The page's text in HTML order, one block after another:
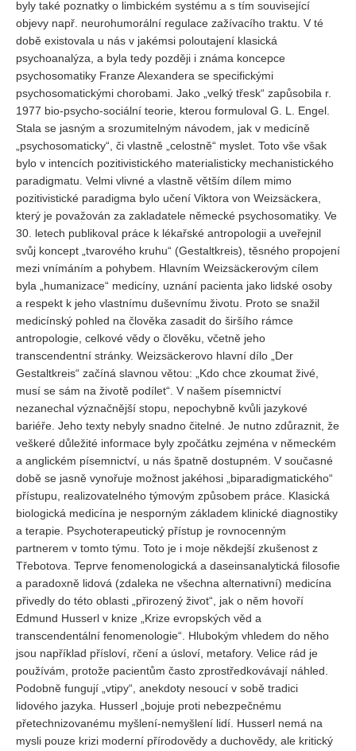
byly také poznatky o limbickém systému a s tím související
objevy např. neurohumorální regulace zažívacího traktu. V té
době existovala u nás v jakémsi poloutajení klasická
psychoanalýza, a byla tedy později i známa koncepce
psychosomatiky Franze Alexandera se specifickými
psychosomatickými chorobami. Jako „velký třesk“ zapůsobila r.
1977 bio-psycho-sociální teorie, kterou formuloval G. L. Engel.
Stala se jasným a srozumitelným návodem, jak v medicíně
„psychosomaticky“, či vlastně „celostně“ myslet. Toto vše však
bylo v intencích pozitivistického materialisticky mechanistického
paradigmatu. Velmi vlivné a vlastně větším dílem mimo
pozitivistické paradigma bylo učení Viktora von Weizsäckera,
který je považován za zakladatele německé psychosomatiky. Ve
30. letech publikoval práce k lékařské antropologii a uveřejnil
svůj koncept „tvarového kruhu“ (Gestaltkreis), těsného propojení
mezi vnímáním a pohybem. Hlavním Weizsäckerovým cílem
byla „humanizace“ medicíny, uznání pacienta jako lidské osoby
a respekt k jeho vlastnímu duševnímu životu. Proto se snažil
medicínský pohled na člověka zasadit do širšího rámce
antropologie, celkové vědy o člověku, včetně jeho
transcendentní stránky. Weizsäckerovo hlavní dílo „Der
Gestaltkreis“ začíná slavnou větou: „Kdo chce zkoumat živé,
musí se sám na životě podílet“. V našem písemnictví
nezanechal význačnější stopu, nepochybně kvůli jazykové
bariéře. Jeho texty nebyly snadno čitelné. Je nutno zdůraznit, že
veškeré důležité informace byly zpočátku zejména v německém
a anglickém písemnictví, u nás špatně dostupném. V současné
době se jasně vynořuje možnost jakéhosi „biparadigmatického“
přístupu, realizovatelného týmovým způsobem práce. Klasická
biologická medicína je nesporným základem klinické diagnostiky
a terapie. Psychoterapeutický přístup je rovnocenným
partnerem v tomto týmu. Toto je i moje někdejší zkušenost z
Třebotova. Teprve fenomenologická a daseinsanalytická filosofie
a paradoxně lidová (zdaleka ne všechna alternativní) medicína
přivedly do této oblasti „přirozený život“, jak o něm hovoří
Edmund Husserl v knize „Krize evropských věd a
transcendentální fenomenologie“. Hlubokým vhledem do něho
jsou například přísloví, rčení a úsloví, metafory. Velice rád je
používám, protože pacientům často zprostředkovávají náhled.
Podobně fungují „vtipy“, anekdoty nesoucí v sobě tradici
lidového jazyka. Husserl „bojuje proti nebezpečnému
přetechnizovanému myšlení-nemyšlení lidí. Husserl nemá na
mysli pouze krizi moderní přírodovědy a duchovědy, ale kritický